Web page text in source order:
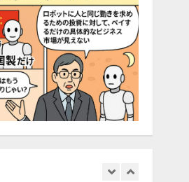
【開催報告】次世代AIプラ
ットフォーム「TAIZA」お
よび新サービスに関する記
者発表会を開催
2026/08/07/17:53:45
lmessage、MCP接続機能を
強化し、AIから設定操作で